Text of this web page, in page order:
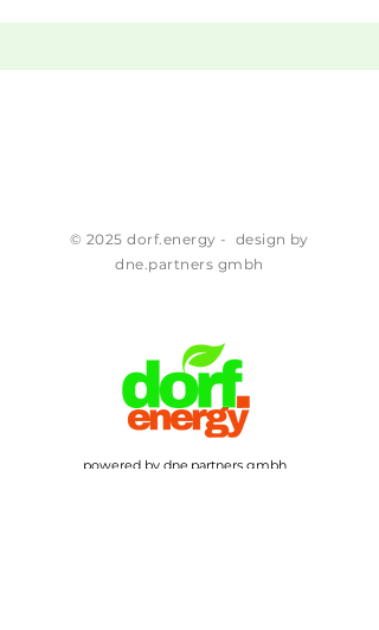
© 2025 dorf.energy - design by
dne.partners gmbh
powered by dne.partners gmbh